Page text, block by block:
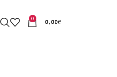
0
0,00€